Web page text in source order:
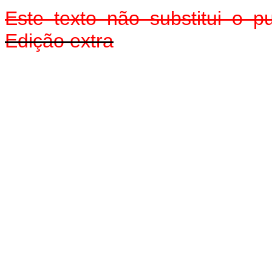
Este texto não substitui o
Edição extra